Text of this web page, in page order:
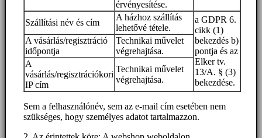
érvényesítése.
Szállítási név és cím
A házhoz szállítás
lehetővé tétele.
a GDPR 6.
cikk (1)
bekezdés b)
pontja és az
Elker tv.
13/A. § (3)
bekezdése.
A vásárlás/regisztráció
időpontja
Technikai művelet
végrehajtása.
A
vásárlás/regisztrációkori
IP cím
Technikai művelet
végrehajtása.
Sem a felhasználónév, sem az e-mail cím esetében nem
szükséges, hogy személyes adatot tartalmazzon.